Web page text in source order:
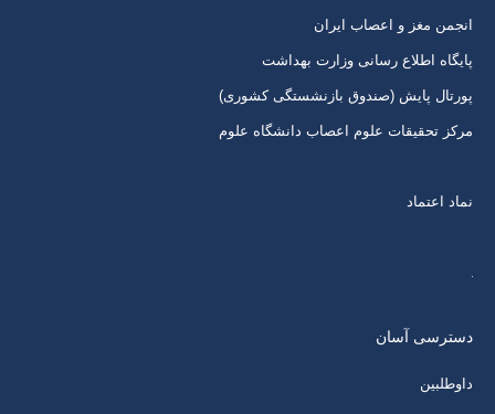
انجمن مغز و اعصاب ایران
پایگاه اطلاع رسانی وزارت بهداشت
پورتال پایش (صندوق بازنشستگی کشوری)
مرکز تحقیقات علوم اعصاب دانشگاه علوم
نماد اعتماد
دسترسی آسان
داوطلبین